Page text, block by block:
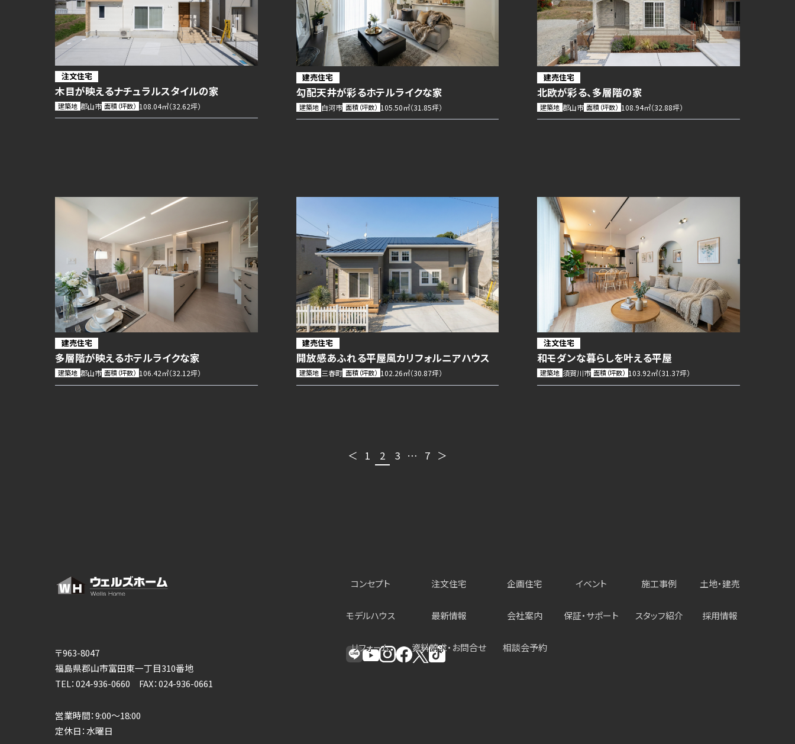
注文住宅
木目が映えるナチュラルスタイルの家
建築地 郡山市 面積（坪数） 108.04㎡（32.62坪）
建売住宅
勾配天井が彩るホテルライクな家
建築地 白河市 面積（坪数） 105.50㎡（31.85坪）
建売住宅
北欧が彩る、多層階の家
建築地 郡山市 面積（坪数） 108.94㎡（32.88坪）
建売住宅
多層階が映えるホテルライクな家
建築地 郡山市 面積（坪数） 106.42㎡（32.12坪）
建売住宅
開放感あふれる平屋風カリフォルニアハウス
建築地 三春町 面積（坪数） 102.26㎡（30.87坪）
注文住宅
和モダンな暮らしを叶える平屋
建築地 須賀川市 面積（坪数） 103.92㎡（31.37坪）
＜ 前
の
投
送
1 2 3 … 7 ＞
〒963-8047
福島県郡山市富田東一丁目310番地
TEL：024-936-0660 FAX：024-936-0661
営業時間：9:00～18:00
定休日：水曜日
コンセプト 注文住宅 企画住宅 イベント 施工事例 土地・建売
モデルハウス 最新情報 会社案内 保証・サポート スタッフ紹介 採用情報
リフォーム 資料請求・お問合せ 相談会予約